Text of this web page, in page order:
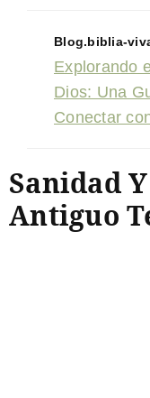
Blog.biblia-
Explorando
Dios: Una
Conectar
Sanidad
Antiguo